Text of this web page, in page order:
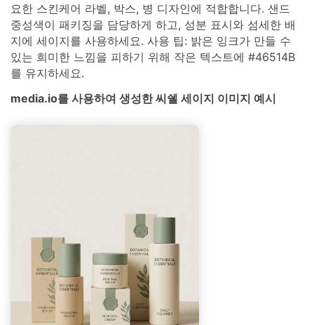
요한 스킨케어 라벨, 박스, 병 디자인에 적합합니다. 샌드
중성색이 패키징을 담당하게 하고, 성분 표시와 섬세한 배
지에 세이지를 사용하세요. 사용 팁: 밝은 잉크가 만들 수
있는 희미한 느낌을 피하기 위해 작은 텍스트에 #46514B
를 유지하세요.
media.io를 사용하여 생성한 씨쉘 세이지 이미지 예시